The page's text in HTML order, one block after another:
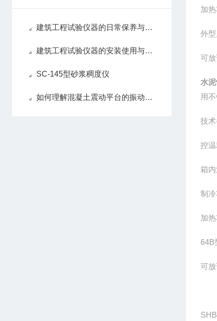
建筑工程试验仪器的日常保养与维护流程！
建筑工程试验仪器的安装使用与维修
SC-145型砂浆稠度仪
如何理解混凝土震动平台的振动器选择原则
加
外
可
水
用
技
控
箱
制
加
64B
可